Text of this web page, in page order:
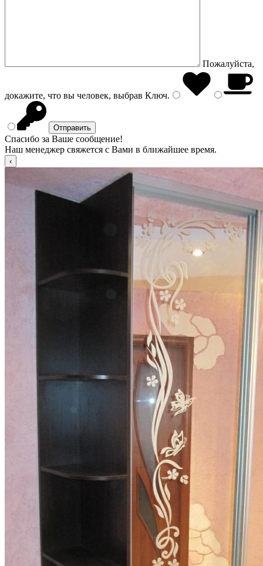
Пожалуйста,
докажите, что вы человек, выбрав Ключ.
Спасибо за Ваше сообщение!
Наш менеджер свяжется с Вами в ближайшее время.